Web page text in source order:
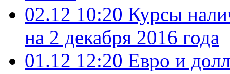
02.12 10:20 Курсы
на 2 декабря 2016 года
01.12 12:20 Евро и